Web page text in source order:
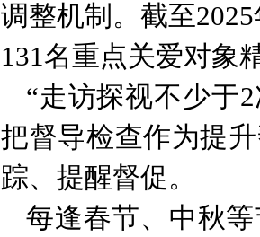
调整机制。截至
131名重点关爱对象
“走访探视不少于
把督导检查作为提
踪、提醒督促。
每逢春节、中秋